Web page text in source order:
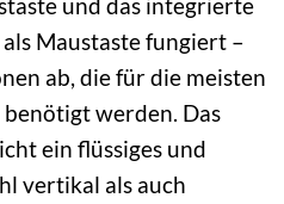
Maustaste fungiert –
ab, die für die meisten
werden. Das
ein flüssiges und
vertikal als auch